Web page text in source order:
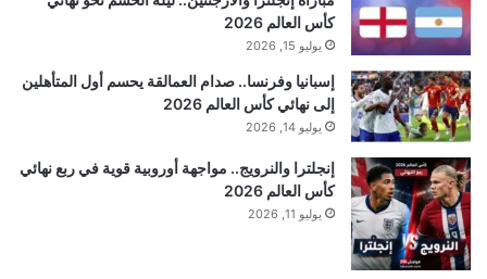
كأس العالم 2026
يوليو 15, 2026
إسبانيا وفرنسا.. صدام العمالقة يحسم أول المتأهلين
إلى نهائي كأس العالم 2026
يوليو 14, 2026
إنجلترا والنرويج.. مواجهة أوروبية قوية في ربع نهائي
كأس العالم 2026
يوليو 11, 2026